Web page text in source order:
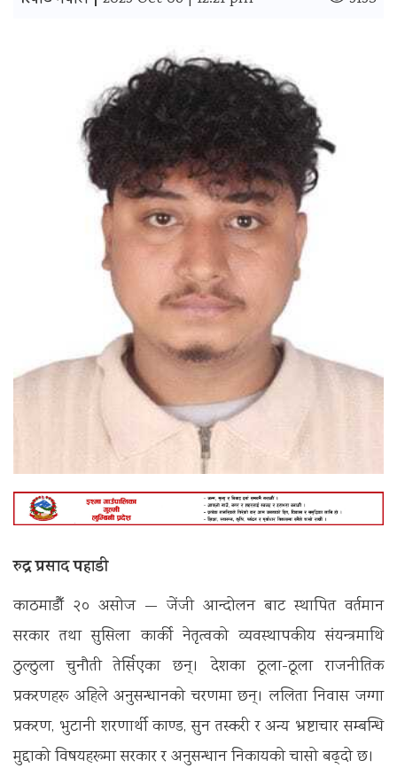
रुद्र प्रसाद पहाडी
काठमाडौँ २० असोज — जेंजी आन्दोलन बाट स्थापित वर्तमान
सरकार तथा सुसिला कार्की नेतृत्वको व्यवस्थापकीय संयन्त्रमाथि
ठुल्ठुला चुनौती तेर्सिएका छन्। देशका ठूला-ठूला राजनीतिक
प्रकरणहरू अहिले अनुसन्धानको चरणमा छन्। ललिता निवास जग्गा
प्रकरण, भुटानी शरणार्थी काण्ड, सुन तस्करी र अन्य भ्रष्टाचार सम्बन्धि
मुद्दाको विषयहरूमा सरकार र अनुसन्धान निकायको चासो बढ्दो छ।